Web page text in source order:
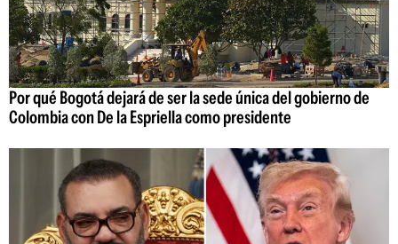
Por qué Bogotá dejará de ser la sede única del gobierno de
Colombia con De la Espriella como presidente